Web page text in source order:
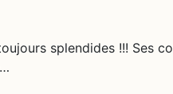
splendides !!! Ses